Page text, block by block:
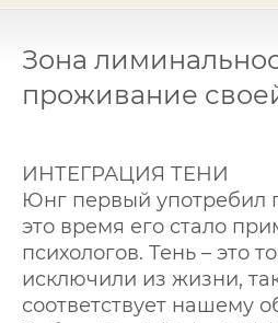
Зона
проживание
ИНТЕГРАЦИЯ ТЕНИ
Юнг первый употребил
это время его стало
психологов. Тень – это
исключили из жизни,
соответствует нашему